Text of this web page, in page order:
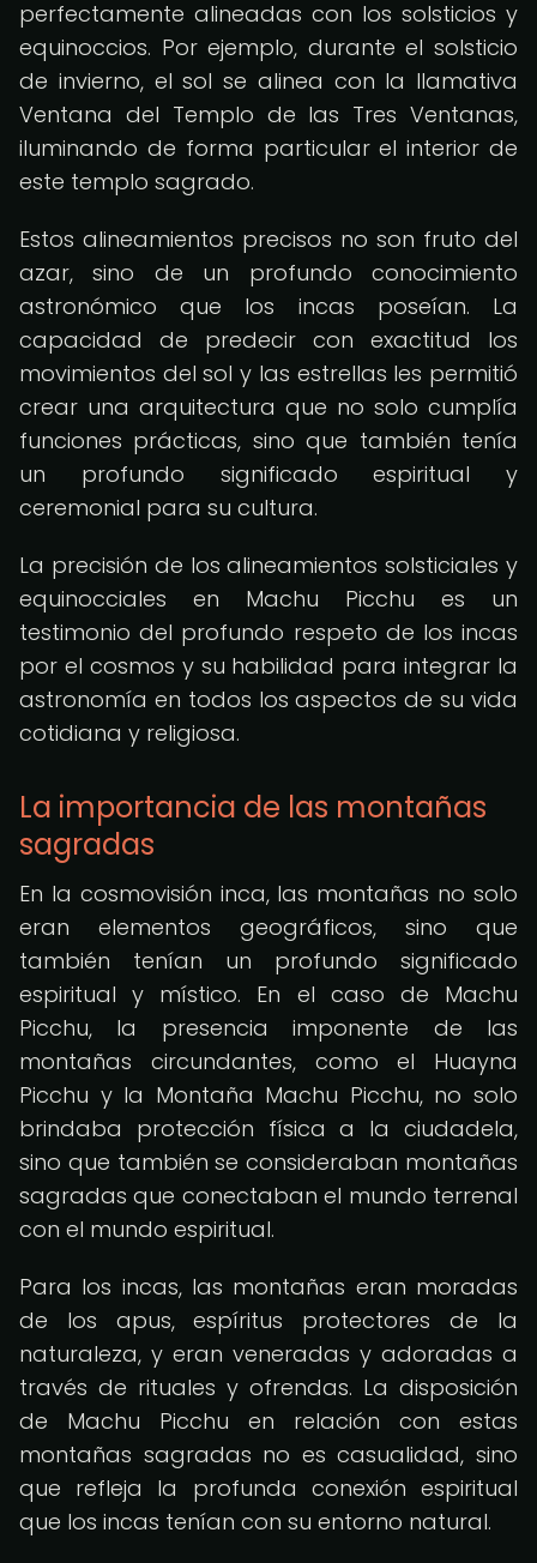
perfectamente alineadas con los solsticios y
equinoccios. Por ejemplo, durante el solsticio
de invierno, el sol se alinea con la llamativa
Ventana del Templo de las Tres Ventanas,
iluminando de forma particular el interior de
este templo sagrado.
Estos alineamientos precisos no son fruto del
azar, sino de un profundo conocimiento
astronómico que los incas poseían. La
capacidad de predecir con exactitud los
movimientos del sol y las estrellas les permitió
crear una arquitectura que no solo cumplía
funciones prácticas, sino que también tenía
un profundo significado espiritual y
ceremonial para su cultura.
La precisión de los alineamientos solsticiales y
equinocciales en Machu Picchu es un
testimonio del profundo respeto de los incas
por el cosmos y su habilidad para integrar la
astronomía en todos los aspectos de su vida
cotidiana y religiosa.
La importancia de las montañas
sagradas
En la cosmovisión inca, las montañas no solo
eran elementos geográficos, sino que
también tenían un profundo significado
espiritual y místico. En el caso de Machu
Picchu, la presencia imponente de las
montañas circundantes, como el Huayna
Picchu y la Montaña Machu Picchu, no solo
brindaba protección física a la ciudadela,
sino que también se consideraban montañas
sagradas que conectaban el mundo terrenal
con el mundo espiritual.
Para los incas, las montañas eran moradas
de los apus, espíritus protectores de la
naturaleza, y eran veneradas y adoradas a
través de rituales y ofrendas. La disposición
de Machu Picchu en relación con estas
montañas sagradas no es casualidad, sino
que refleja la profunda conexión espiritual
que los incas tenían con su entorno natural.